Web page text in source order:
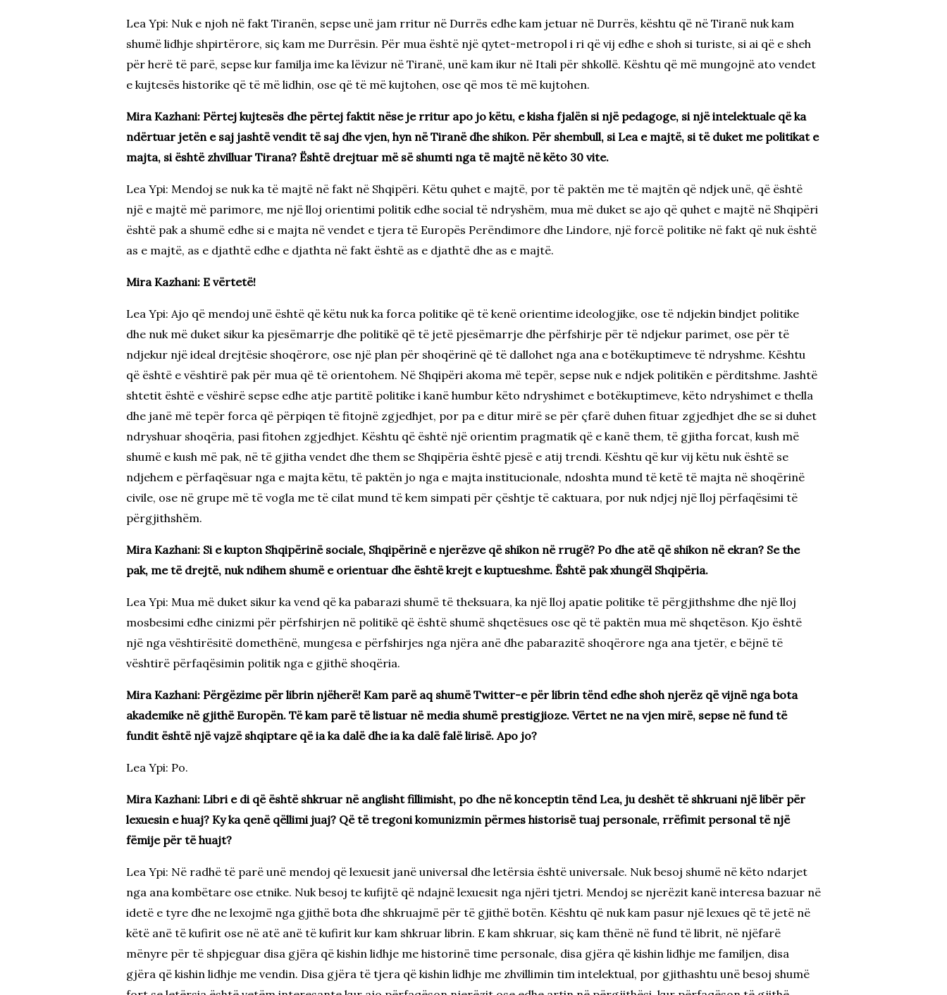
Lea Ypi: Nuk e njoh në fakt Tiranën, sepse unë jam rritur në Durrës edhe kam jetuar në Durrës, kështu që në Tiranë nuk kam
shumë lidhje shpirtërore, siç kam me Durrësin. Për mua është një qytet-metropol i ri që vij edhe e shoh si turiste, si ai që e sheh
për herë të parë, sepse kur familja ime ka lëvizur në Tiranë, unë kam ikur në Itali për shkollë. Kështu që më mungojnë ato vendet
e kujtesës historike që të më lidhin, ose që të më kujtohen, ose që mos të më kujtohen.
Mira Kazhani: Përtej kujtesës dhe përtej faktit nëse je rritur apo jo këtu, e kisha fjalën si një pedagoge, si një intelektuale që ka
ndërtuar jetën e saj jashtë vendit të saj dhe vjen, hyn në Tiranë dhe shikon. Për shembull, si Lea e majtë, si të duket me politikat e
majta, si është zhvilluar Tirana? Është drejtuar më së shumti nga të majtë në këto 30 vite.
Lea Ypi: Mendoj se nuk ka të majtë në fakt në Shqipëri. Këtu quhet e majtë, por të paktën me të majtën që ndjek unë, që është
një e majtë më parimore, me një lloj orientimi politik edhe social të ndryshëm, mua më duket se ajo që quhet e majtë në Shqipëri
është pak a shumë edhe si e majta në vendet e tjera të Europës Perëndimore dhe Lindore, një forcë politike në fakt që nuk është
as e majtë, as e djathtë edhe e djathta në fakt është as e djathtë dhe as e majtë.
Mira Kazhani: E vërtetë!
Lea Ypi: Ajo që mendoj unë është që këtu nuk ka forca politike që të kenë orientime ideologjike, ose të ndjekin bindjet politike
dhe nuk më duket sikur ka pjesëmarrje dhe politikë që të jetë pjesëmarrje dhe përfshirje për të ndjekur parimet, ose për të
ndjekur një ideal drejtësie shoqërore, ose një plan për shoqërinë që të dallohet nga ana e botëkuptimeve të ndryshme. Kështu
që është e vështirë pak për mua që të orientohem. Në Shqipëri akoma më tepër, sepse nuk e ndjek politikën e përditshme. Jashtë
shtetit është e vëshirë sepse edhe atje partitë politike i kanë humbur këto ndryshimet e botëkuptimeve, këto ndryshimet e thella
dhe janë më tepër forca që përpiqen të fitojnë zgjedhjet, por pa e ditur mirë se për çfarë duhen fituar zgjedhjet dhe se si duhet
ndryshuar shoqëria, pasi fitohen zgjedhjet. Kështu që është një orientim pragmatik që e kanë them, të gjitha forcat, kush më
shumë e kush më pak, në të gjitha vendet dhe them se Shqipëria është pjesë e atij trendi. Kështu që kur vij këtu nuk është se
ndjehem e përfaqësuar nga e majta këtu, të paktën jo nga e majta institucionale, ndoshta mund të ketë të majta në shoqërinë
civile, ose në grupe më të vogla me të cilat mund të kem simpati për çështje të caktuara, por nuk ndjej një lloj përfaqësimi të
përgjithshëm.
Mira Kazhani: Si e kupton Shqipërinë sociale, Shqipërinë e njerëzve që shikon në rrugë? Po dhe atë që shikon në ekran? Se the
pak, me të drejtë, nuk ndihem shumë e orientuar dhe është krejt e kuptueshme. Është pak xhungël Shqipëria.
Lea Ypi: Mua më duket sikur ka vend që ka pabarazi shumë të theksuara, ka një lloj apatie politike të përgjithshme dhe një lloj
mosbesimi edhe cinizmi për përfshirjen në politikë që është shumë shqetësues ose që të paktën mua më shqetëson. Kjo është
një nga vështirësitë domethënë, mungesa e përfshirjes nga njëra anë dhe pabarazitë shoqërore nga ana tjetër, e bëjnë të
vështirë përfaqësimin politik nga e gjithë shoqëria.
Mira Kazhani: Përgëzime për librin njëherë! Kam parë aq shumë Twitter-e për librin tënd edhe shoh njerëz që vijnë nga bota
akademike në gjithë Europën. Të kam parë të listuar në media shumë prestigjioze. Vërtet ne na vjen mirë, sepse në fund të
fundit është një vajzë shqiptare që ia ka dalë dhe ia ka dalë falë lirisë. Apo jo?
Lea Ypi: Po.
Mira Kazhani: Libri e di që është shkruar në anglisht fillimisht, po dhe në konceptin tënd Lea, ju deshët të shkruani një libër për
lexuesin e huaj? Ky ka qenë qëllimi juaj? Që të tregoni komunizmin përmes historisë tuaj personale, rrëfimit personal të një
fëmije për të huajt?
Lea Ypi: Në radhë të parë unë mendoj që lexuesit janë universal dhe letërsia është universale. Nuk besoj shumë në këto ndarjet
nga ana kombëtare ose etnike. Nuk besoj te kufijtë që ndajnë lexuesit nga njëri tjetri. Mendoj se njerëzit kanë interesa bazuar në
idetë e tyre dhe ne lexojmë nga gjithë bota dhe shkruajmë për të gjithë botën. Kështu që nuk kam pasur një lexues që të jetë në
këtë anë të kufirit ose në atë anë të kufirit kur kam shkruar librin. E kam shkruar, siç kam thënë në fund të librit, në njëfarë
mënyre për të shpjeguar disa gjëra që kishin lidhje me historinë time personale, disa gjëra që kishin lidhje me familjen, disa
gjëra që kishin lidhje me vendin. Disa gjëra të tjera që kishin lidhje me zhvillimin tim intelektual, por gjithashtu unë besoj shumë